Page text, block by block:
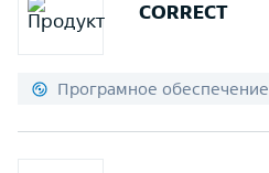
CORRECT
Програмное обеспечение